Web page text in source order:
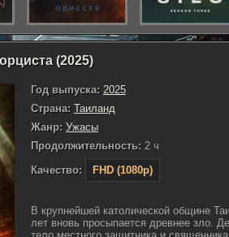
(2025)
Год выпуска: 2025
Страна: Таиланд
Жанр: Ужасы
Продолжительность: 2 ч
Качество:
FHD (1080p)
В крупнейшей католической общине
лет вновь просыпается древнее зло.